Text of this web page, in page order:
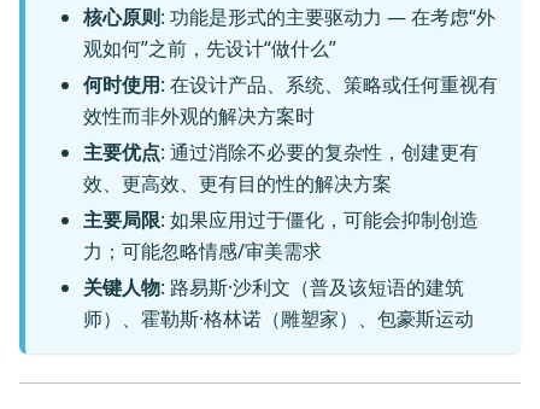
核心原则: 功能是形式的主要驱动力 — 在考虑“外
观如何”之前，先设计“做什么”
何时使用: 在设计产品、系统、策略或任何重视有
效性而非外观的解决方案时
主要优点: 通过消除不必要的复杂性，创建更有
效、更高效、更有目的性的解决方案
主要局限: 如果应用过于僵化，可能会抑制创造
力；可能忽略情感/审美需求
关键人物: 路易斯·沙利文（普及该短语的建筑
师）、霍勒斯·格林诺（雕塑家）、包豪斯运动